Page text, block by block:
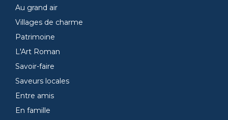
Au grand air
Villages de charme
Patrimoine
L'Art Roman
Savoir-faire
Saveurs locales
Entre amis
En famille